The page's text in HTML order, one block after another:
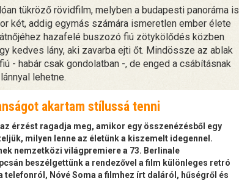
tükröző rövidfilm, melyben a budapesti panoráma is
két, addig egymás számára ismeretlen ember élete
hazafelé buszozó fiú zötykölődés közben
kedves lány, aki zavarba ejti őt. Mindössze az ablak
- habár csak gondolatban -, de enged a csábításnak
lehetne.
akartam stílussá tenni
érzést ragadja meg, amikor egy összenézésből egy
milyen lenne az életünk a kiszemelt idegennel.
nemzetközi világpremiere a 73. Berlinale
beszélgettünk a rendezővel a film különleges retró
Nóvé Soma a filmhez írt daláról, hűségről és